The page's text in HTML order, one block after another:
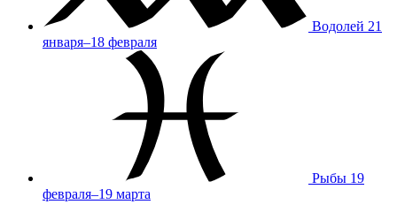
Водолей 21
января–18 февраля
Рыбы 19
февраля–19 марта